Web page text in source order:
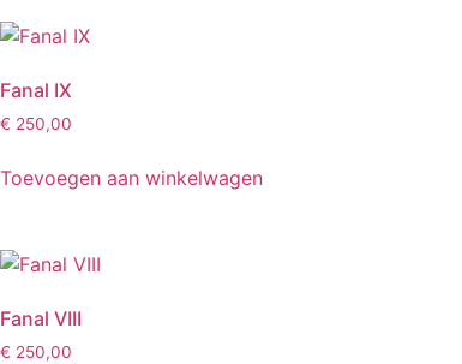
Fanal IX
€ 250,00
Toevoegen aan winkelwagen
Fanal VIII
€ 250,00